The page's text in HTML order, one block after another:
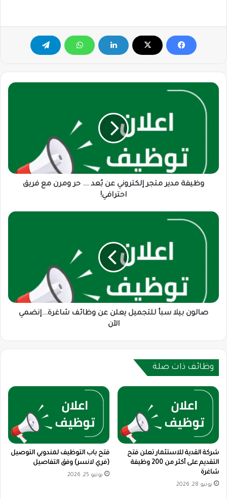
وظيفة
متجر
ومرن
وظيفة مدير متجر إلكتروني عن بُعد ... حر ومرن مع فريق
احترافي!
صالون
شاغرة...إنضمي
الآن
صالون بيلا سبأ للتجميل يعلن عن وظائف شاغرة...إنضمي
الآن
وظائف ذات صلة
شركة القدية للاستثمار تعلن فتح
التقديم على أكثر من 200 وظيفة
شاغرة
يونيو 28, 2026
فتح باب التوظيف لمندوبي التوصيل
(فري لانسر) وفق التفاصيل
يونيو 25, 2026